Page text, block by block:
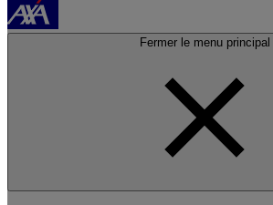
Fermer le menu principal